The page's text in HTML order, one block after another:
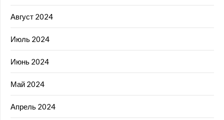
Август 2024
Июль 2024
Июнь 2024
Май 2024
Апрель 2024